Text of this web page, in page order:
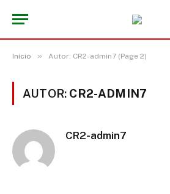
Início » Autor: CR2-admin7 (Page 2)
AUTOR: CR2-ADMIN7
CR2-admin7